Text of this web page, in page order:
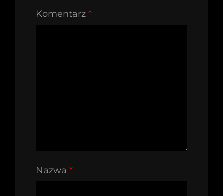
Komentarz *
Nazwa *